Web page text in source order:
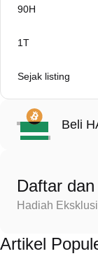
90H
1T
Sejak listing
Beli
Daftar
Hadiah
Artikel